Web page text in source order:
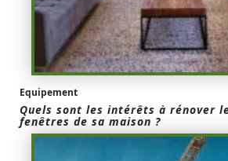
Equipement
Quels sont les intérêts à rénover
fenêtres de sa maison ?